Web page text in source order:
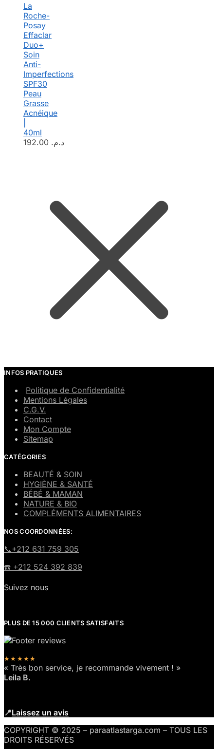
La
Roche-
Posay
Effaclar
Duo+
Soin
Anti-
Imperfections
SPF30
Peau
Grasse
Acnéique
40ml
د.م.
INFOS PRATIQUES
Politique de Confidentialité
Mentions Légales
C.G.V.
Contact
Mon Compte
Sitemap
CATÉGORIES
BEAUTÉ & SOIN
HYGIÈNE & SANTÉ
BÉBÉ & MAMAN
NATURE & BIO
COMPLÉMENTS ALIMENTAIRES
NOS COORDONNÉES:
​📞+212 631 759 305
☎️​ +212 524 392 839
Suivez nous
PLUS DE 15 000 CLIENTS SATISFAITS
★★★★★
« Très bon service, je recommande vivement ! »
Leila B.
📍Laissez un avis
COPYRIGHT © 2025 – paraatlastarga.com – TOUS LES
DROITS RÉSERVÉS